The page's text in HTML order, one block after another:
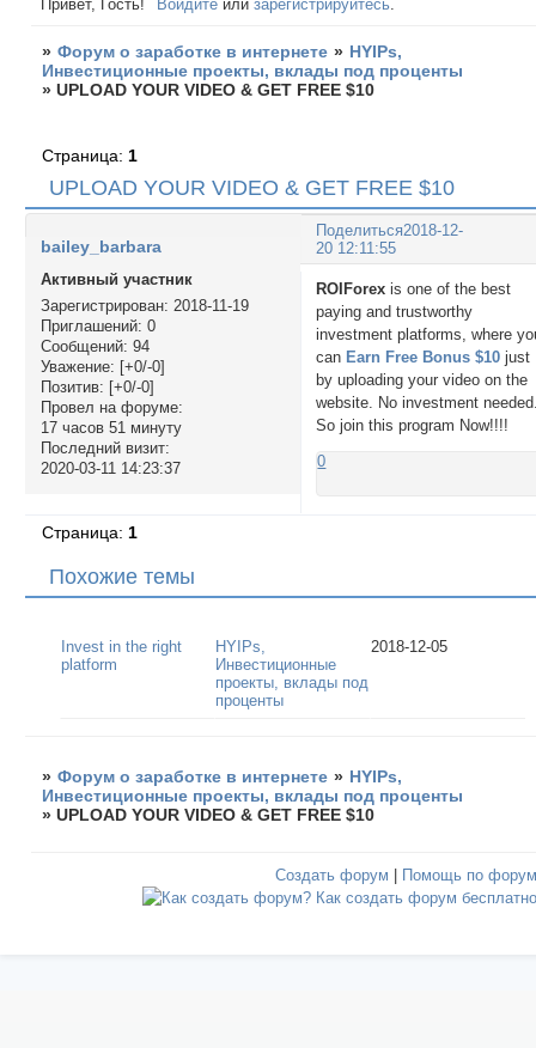
Привет, Гость! Войдите илизарегистрируйтесь
» Форум о заработке в интернете » HYIPs,
Инвестиционные проекты, вклады под проценты
»UPLOAD YOUR VIDEO & GET FREE $10
UPLOAD YOUR VIDEO & GET FREE $10
Страница: 1
Поделиться2018-12-
20 12:11:55
bailey_barbara
Активный участник
Зарегистрирован: 2018-11-19
Приглашений: 0
Сообщений: 94
Уважение: [+0/-0]
Позитив: [+0/-0]
Провел на форуме:
17 часов 51 минуту
Последний визит:
2020-03-11 14:23:37
ROIForex is one of the best
paying and trustworthy
investment platforms, where
can Earn Free Bonus $10 just
by uploading your video on the
website. No investment
So join this program Now!!!!
0
Страница: 1
Похожие темы
Invest in the right
platform
HYIPs,
Инвестиционные
проекты, вклады под
проценты
2018-12-05
» Форум о заработке в интернете » HYIPs,
Инвестиционные проекты, вклады под проценты
»UPLOAD YOUR VIDEO & GET FREE $10
Создать форум Помощь по